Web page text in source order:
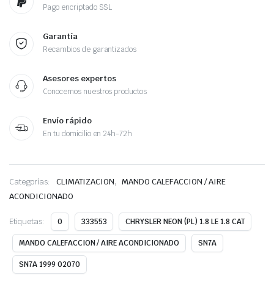
Pago encriptado SSL
Garantía
Recambios de garantizados
Asesores expertos
Conocemos nuestros productos
Envío rápido
En tu domicilio en 24h-72h
Categorías: CLIMATIZACION, MANDO CALEFACCION / AIRE
ACONDICIONADO
Etiquetas: 0 333553 CHRYSLER NEON (PL) 1.8 LE 1.8 CAT
MANDO CALEFACCION / AIRE ACONDICIONADO SN7A
SN7A 1999 02070